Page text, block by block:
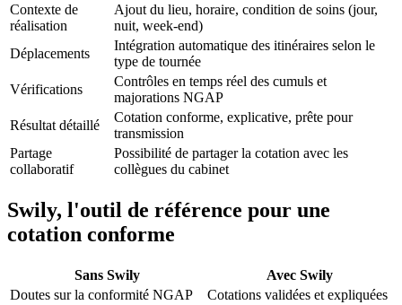
Contexte de
réalisation
Ajout du lieu, horaire, condition de soins (jour,
nuit, week-end)
Déplacements
Intégration automatique des itinéraires selon le
type de tournée
Vérifications
Contrôles en temps réel des cumuls et
majorations NGAP
Résultat détaillé
Cotation conforme, explicative, prête pour
transmission
Partage
collaboratif
Possibilité de partager la cotation avec les
collègues du cabinet
Swily, l'outil de référence pour une
cotation conforme
Sans Swily
Avec Swily
Doutes sur la conformité NGAP
Cotations validées et expliquées